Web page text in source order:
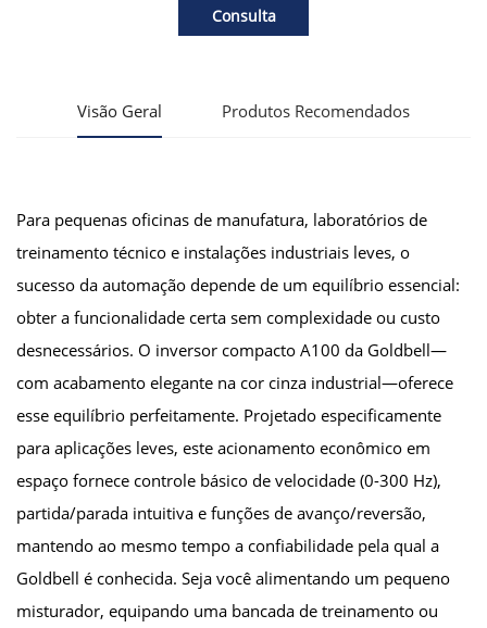
Consulta
Visão Geral Produtos Recomendados
Para pequenas oficinas de manufatura, laboratórios de
treinamento técnico e instalações industriais leves, o
sucesso da automação depende de um equilíbrio essencial:
obter a funcionalidade certa sem complexidade ou custo
desnecessários. O inversor compacto A100 da Goldbell—
com acabamento elegante na cor cinza industrial—oferece
esse equilíbrio perfeitamente. Projetado especificamente
para aplicações leves, este acionamento econômico em
espaço fornece controle básico de velocidade (0-300 Hz),
partida/parada intuitiva e funções de avanço/reversão,
mantendo ao mesmo tempo a confiabilidade pela qual a
Goldbell é conhecida. Seja você alimentando um pequeno
misturador, equipando uma bancada de treinamento ou